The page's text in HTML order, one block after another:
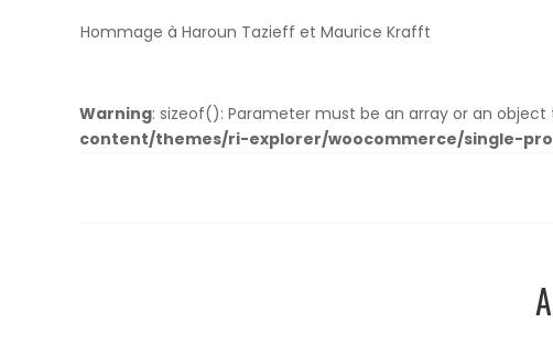
Hommage à Haroun Tazieff et Maurice Krafft
Warning: sizeof(): Parameter must be an array or an
content/themes/ri-explorer/woocommerce/single-